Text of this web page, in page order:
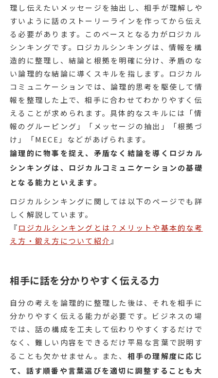
理し伝えたいメッセージを抽出し、相手が理解しや
すいように話のストーリーラインを作ってから伝え
る必要があります。このベースとなる力がロジカル
シンキングです。ロジカルシンキングは、情報を構
造的に整理し、結論と根拠を明確に分け、矛盾のな
い論理的な結論に導くスキルを指します。ロジカル
コミュニケーションでは、論理的思考を駆使して情
報を整理した上で、相手に合わせてわかりやすく伝
えることが求められます。具体的なスキルには「情
報のグルーピング」「メッセージの抽出」「根拠づ
け」「MECE」などがあげられます。
論理的に物事を捉え、矛盾なく結論を導くロジカル
シンキングは、ロジカルコミュニケーションの基礎
となる能力といえます。
ロジカルシンキングに関しては以下のページでも詳
しく解説しています。
『ロジカルシンキングとは？メリットや基本的な考
え方・鍛え方について紹介 』
相手に話を分かりやすく伝える力
自分の考えを論理的に整理した後は、それを相手に
分かりやすく伝える能力が必要です。ビジネスの場
では、話の構成を工夫して伝わりやすくするだけで
なく、難しい内容をできるだけ平易な言葉で説明す
ることも欠かせません。また、 相手の理解度に応じ
て、話す順番や言葉選びを適切に調整することも大